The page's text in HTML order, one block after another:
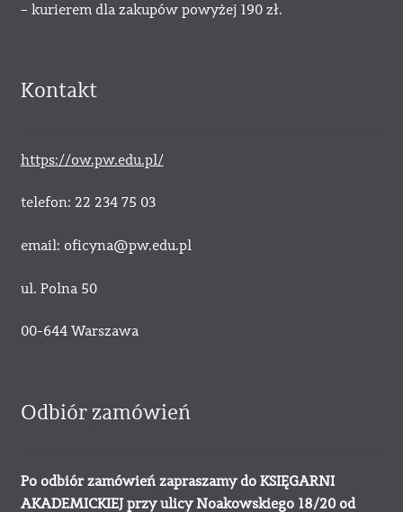
– kurierem dla zakupów powyżej 190 zł.
Kontakt
https://ow.pw.edu.pl/
telefon: 22 234 75 03
email: oficyna@pw.edu.pl
ul. Polna 50
00-644 Warszawa
Odbiór zamówień
Po odbiór zamówień zapraszamy do KSIĘGARNI
AKADEMICKIEJ przy ulicy Noakowskiego 18/20 od